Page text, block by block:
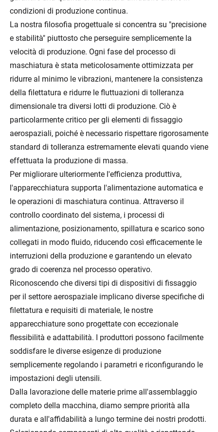
condizioni di produzione continua.
La nostra filosofia progettuale si concentra su "precisione
e stabilità" piuttosto che perseguire semplicemente la
velocità di produzione. Ogni fase del processo di
maschiatura è stata meticolosamente ottimizzata per
ridurre al minimo le vibrazioni, mantenere la consistenza
della filettatura e ridurre le fluttuazioni di tolleranza
dimensionale tra diversi lotti di produzione. Ciò è
particolarmente critico per gli elementi di fissaggio
aerospaziali, poiché è necessario rispettare rigorosamente
standard di tolleranza estremamente elevati quando viene
effettuata la produzione di massa.
Per migliorare ulteriormente l'efficienza produttiva,
l'apparecchiatura supporta l'alimentazione automatica e
le operazioni di maschiatura continua. Attraverso il
controllo coordinato del sistema, i processi di
alimentazione, posizionamento, spillatura e scarico sono
collegati in modo fluido, riducendo così efficacemente le
interruzioni della produzione e garantendo un elevato
grado di coerenza nel processo operativo.
Riconoscendo che diversi tipi di dispositivi di fissaggio
per il settore aerospaziale implicano diverse specifiche di
filettatura e requisiti di materiale, le nostre
apparecchiature sono progettate con eccezionale
flessibilità e adattabilità. I produttori possono facilmente
soddisfare le diverse esigenze di produzione
semplicemente regolando i parametri e riconfigurando le
impostazioni degli utensili.
Dalla lavorazione delle materie prime all'assemblaggio
completo della macchina, diamo sempre priorità alla
durata e all'affidabilità a lungo termine dei nostri prodotti.